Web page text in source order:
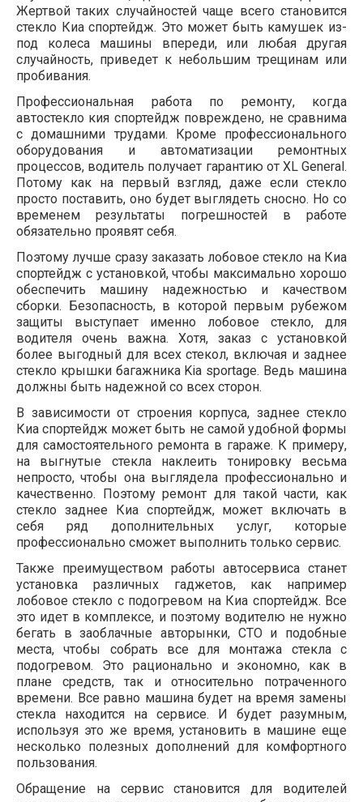
Жертвой таких случайностей чаще всего становится
стекло Киа спортейдж. Это может быть камушек из-
под колеса машины впереди, или любая другая
случайность, приведет к небольшим трещинам или
пробивания.
Профессиональная работа по ремонту, когда
автостекло кия спортейдж повреждено, не сравнима
с домашними трудами. Кроме профессионального
оборудования и автоматизации ремонтных
процессов, водитель получает гарантию от XL General.
Потому как на первый взгляд, даже если стекло
просто поставить, оно будет выглядеть сносно. Но со
временем результаты погрешностей в работе
обязательно проявят себя.
Поэтому лучше сразу заказать лобовое стекло на Киа
спортейдж с установкой, чтобы максимально хорошо
обеспечить машину надежностью и качеством
сборки. Безопасность, в которой первым рубежом
защиты выступает именно лобовое стекло, для
водителя очень важна. Хотя, заказ с установкой
более выгодный для всех стекол, включая и заднее
стекло крышки багажника Kia sportage. Ведь машина
должны быть надежной со всех сторон.
В зависимости от строения корпуса, заднее стекло
Киа спортейдж может быть не самой удобной формы
для самостоятельного ремонта в гараже. К примеру,
на выгнутые стекла наклеить тонировку весьма
непросто, чтобы она выглядела профессионально и
качественно. Поэтому ремонт для такой части, как
стекло заднее Киа спортейдж, может включать в
себя ряд дополнительных услуг, которые
профессионально сможет выполнить только сервис.
Также преимуществом работы автосервиса станет
установка различных гаджетов, как например
лобовое стекло с подогревом на Киа спортейдж. Все
это идет в комплексе, и поэтому водителю не нужно
бегать в заоблачные авторынки, СТО и подобные
места, чтобы собрать все для монтажа стекла с
подогревом. Это рационально и экономно, как в
плане средств, так и относительно потраченного
времени. Все равно машина будет на время замены
стекла находится на сервисе. И будет разумным,
используя это же время, установить в машине еще
несколько полезных дополнений для комфортного
пользования.
Обращение на сервис становится для водителей